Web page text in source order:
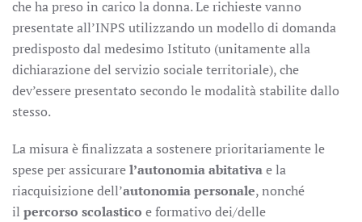
che ha preso in carico la donna. Le richieste vanno
presentate all’INPS utilizzando un modello di domanda
predisposto dal medesimo Istituto (unitamente alla
dichiarazione del servizio sociale territoriale), che
dev’essere presentato secondo le modalità stabilite dallo
stesso.
La misura è finalizzata a sostenere prioritariamente le
spese per assicurarel’autonomia abitativae la
riacquisizione dell’autonomia personale, nonché
il percorso scolastico e formativo dei/delle